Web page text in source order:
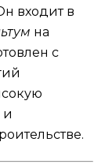
входит в
на
с
и